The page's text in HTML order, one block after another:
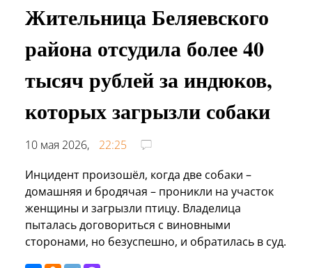
Жительница Беляевского
района отсудила более 40
тысяч рублей за индюков,
которых загрызли собаки
10 мая 2026,
22:25
Инцидент произошёл, когда две собаки –
домашняя и бродячая – проникли на участок
женщины и загрызли птицу. Владелица
пыталась договориться с виновными
сторонами, но безуспешно, и обратилась в суд.